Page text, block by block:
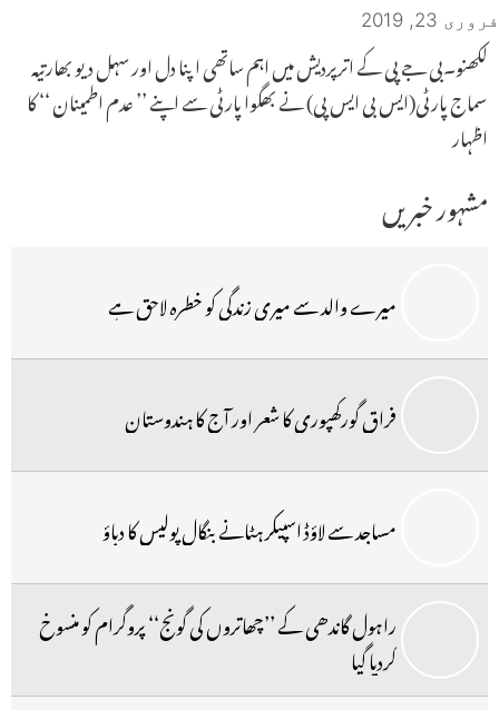
فروری 23, 2019
لکھنو۔بی جے پی کے اترپردیش میں اہم ساتھی اپنا دل اور سہل دیو بھارتیہ
سماج پارٹی(ایس بی ایس پی) نے بھگوا پارٹی سے اپنے ’’ عدم اطمینان ‘‘ کا
اظہار
مشہور خبریں
میرے والد سے میری زندگی کو خطرہ لاحق ہے
فراق گورکھپوری کا شعر اور آج کا ہندوستان
مساجد سے لاؤڈ اسپیکر ہٹانے بنگال پولیس کا دباؤ
راہول گاندھی کے ’’چھاتروں کی گونج‘‘ پروگرام کو منسوخ
کردیا گیا